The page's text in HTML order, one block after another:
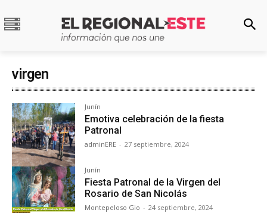
virgen
Junín
Emotiva celebración de la fiesta
Patronal
adminERE - 27 septiembre, 2024
Junín
Fiesta Patronal de la Virgen del
Rosario de San Nicolás
Montepeloso Gio - 24 septiembre, 2024